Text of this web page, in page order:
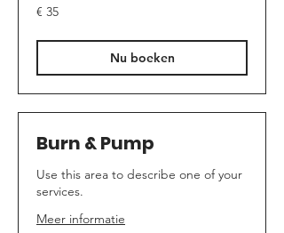
35
euro
€ 35
Nu boeken
Burn & Pump
Use this area to describe one of your
services.
Meer informatie